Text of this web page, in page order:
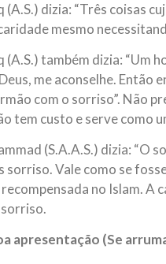
(A.S.) dizia: “Três coisas
mesmo
(A.S.) também dizia: “Um
me aconselhe. Então
com o sorriso”. Não
tem custo e serve como
(S.A.A.S.) dizia: “O
sorriso. Vale como se
no Islam. A
sorriso.
apresentação (Se